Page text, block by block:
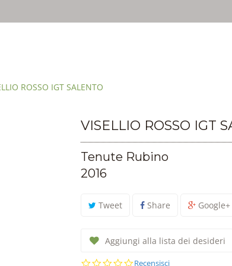
ROSSO IGT SALENTO
VISELLIO ROSSO IGT
Tenute Rubino
2016
Tweet Share Google+
Aggiungi alla lista dei desideri
0.0
Recensisci
un'esperienza migliore. Se usi SalentoInCantina,